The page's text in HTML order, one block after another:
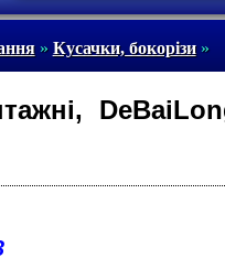
» Кусачки, бокорізи»